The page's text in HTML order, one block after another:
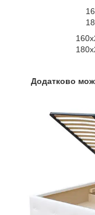
Додатково